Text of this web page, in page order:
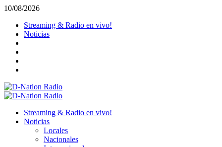
Saltar
contenido
10/08/2026
Streaming & Radio en vivo!
Noticias
Menú
Streaming & Radio en vivo!
Noticias
Locales
Nacionales